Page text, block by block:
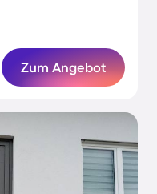
Zum Angebot